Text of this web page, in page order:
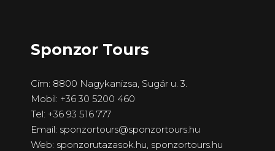
Sponzor Tours
Cím: 8800 Nagykanizsa, Sugár u. 3.
Mobil: +36 30 5200 460
Tel: +36 93 516 777
Email: sponzortours@sponzortours.hu
Web: sponzorutazasok.hu, sponzortours.hu